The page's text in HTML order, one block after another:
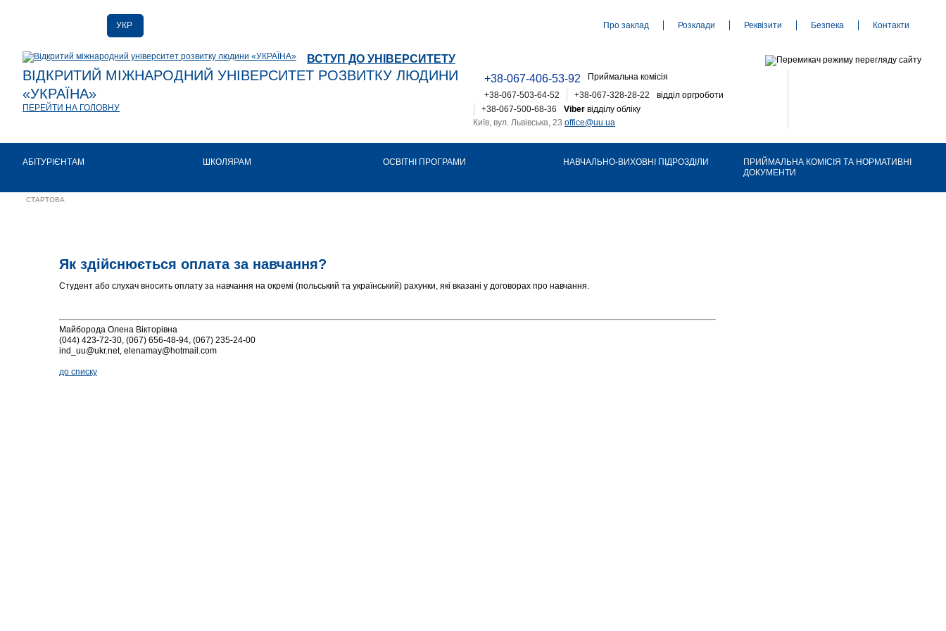
УКР
ENG
Про заклад Розклади Реквізити Безпека Контакти
ВСТУП ДО УНІВЕРСИТЕТУ
ВІДКРИТИЙ МІЖНАРОДНИЙ УНІВЕРСИТЕТ РОЗВИТКУ ЛЮДИНИ
«УКРАЇНА»
ПЕРЕЙТИ НА ГОЛОВНУ
+38-067-406-53-92
Приймальна комісія
відділ оргроботи
+38-067-503-64-52
+38-067-328-28-22
Viber відділу обліку
+38-067-500-68-36
Київ, вул. Львівська, 23 office@uu.ua
АБІТУРІЄНТАМ ШКОЛЯРАМ ОСВІТНІ ПРОГРАМИ НАВЧАЛЬНО-ВИХОВНІ ПІДРОЗДІЛИ
ПРИЙМАЛЬНА КОМІСІЯ ТА НОРМАТИВНІ
ДОКУМЕНТИ
СТАРТОВА
Як здійснюється оплата за навчання?
Студент або слухач вносить оплату за навчання на окремі (польський та український) рахунки, які вказані у договорах про навчання.
Майборода Олена Вікторівна
(044) 423-72-30, (067) 656-48-94, (067) 235-24-00
ind_uu@ukr.net, elenamay@hotmail.com
до списку